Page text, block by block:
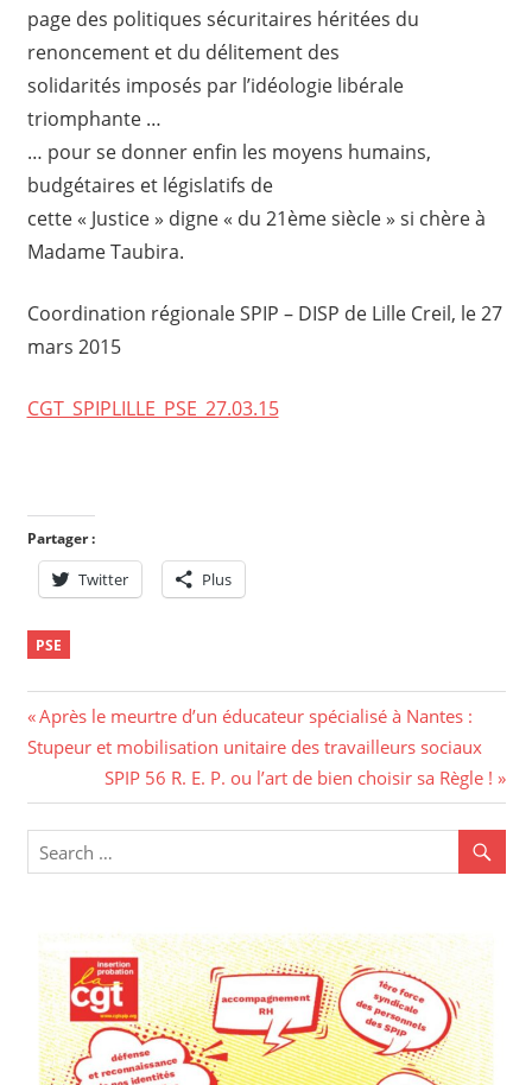
page des politiques sécuritaires héritées du
renoncement et du délitement des
solidarités imposés par l’idéologie libérale
triomphante …
… pour se donner enfin les moyens humains,
budgétaires et législatifs de
cette « Justice » digne « du 21ème siècle » si chère à
Madame Taubira.
Coordination régionale SPIP – DISP de Lille Creil, le 27
mars 2015
CGT_SPIPLILLE_PSE_27.03.15
Partager :
Twitter Plus
PSE
Navigation
de
l’article
Previous
Post:
Après le meurtre d’un éducateur spécialisé à Nantes :
Stupeur et mobilisation unitaire des travailleurs sociaux
Next
Post:
SPIP 56 R. E. P. ou l’art de bien choisir sa Règle !